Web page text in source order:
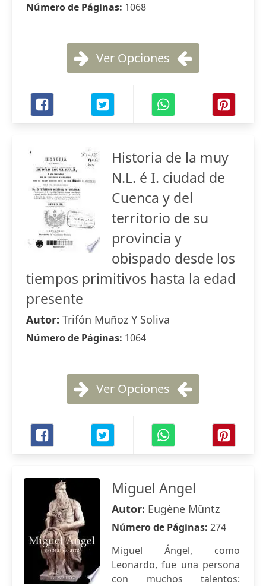
Número de Páginas: 1068
Ver Opciones
Historia de la muy
N.L. é I. ciudad de
Cuenca y del
territorio de su
provincia y
obispado desde los
tiempos primitivos hasta la edad
presente
Autor: Trifón Muñoz Y Soliva
Número de Páginas: 1064
Ver Opciones
Miguel Angel
Autor: Eugène Müntz
Número de Páginas: 274
Miguel Ángel, como
Leonardo, fue una persona
con muchos talentos: